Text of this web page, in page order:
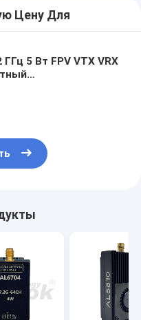
Цену Для
ГГц 5 Вт FPV VTX VRX